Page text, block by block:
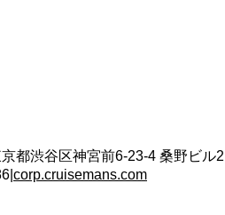
都渋谷区神宮前6-23-4 桑野ビル2
corp.cruisemans.com